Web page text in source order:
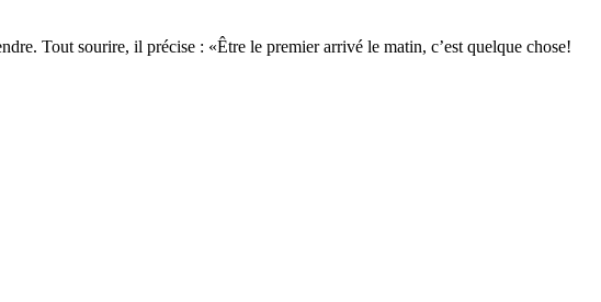
Tout sourire, il précise : «Être le premier arrivé le matin, c’est quelque chose!